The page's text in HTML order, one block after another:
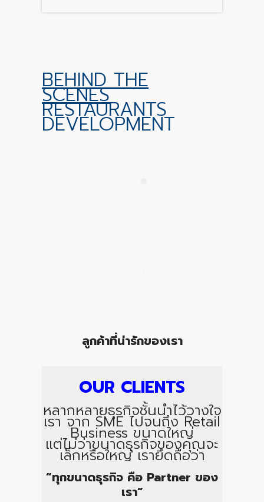
BEHIND THE
SCENES
RESTAURANTS
DEVELOPMENT
ลูกค้าที่น่ารักของเรา
OUR CLIENTS
หลากหลายธุรกิจชั้นนำไว้วางใจ
เรา จาก SME ไปจนถึง Retail
Business ขนาดใหญ่
แต่ไม่ว่าขนาดธุรกิจของคุณจะ
เล็กหรือใหญ่ เรายึดถือว่า
“ทุกขนาดธุรกิจ คือ Partner ของ
เรา”